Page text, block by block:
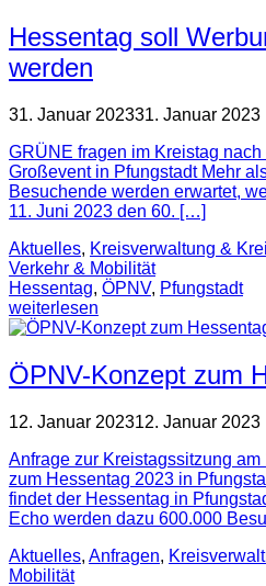
Hessentag soll
werden
31. Januar 202331. Januar 2023
GRÜNE fragen im Kreistag
Großevent in Pfungstadt Mehr
Besuchende werden erwartet,
11. Juni 2023 den 60. […]
Aktuelles, Kreisverwaltung &
Verkehr & Mobilität
Hessentag, ÖPNV, Pfungstadt
weiterlesen
ÖPNV-Konzept zum
12. Januar 202312. Januar 2023
Anfrage zur Kreistagssitzung
zum Hessentag 2023 in
findet der Hessentag in
Echo werden dazu 600.000
Aktuelles, Anfragen,
Mobilität